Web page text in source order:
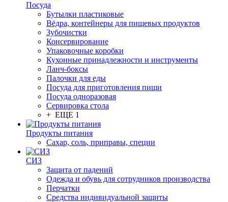
Посуда
Бутылки пластиковые
Вёдра, контейнеры для пищевых продуктов
Зубочистки
Консервирование
Упаковочные коробки
Кухонные принадлежности и инструменты
Ланч-боксы
Палочки для еды
Посуда для приготовления пищи
Посуда одноразовая
Сервировка стола
+ ЕЩЕ 1
Продукты питания
Сахар, соль, приправы, специи
СИЗ
Защита от падений
Одежда и обувь для сотрудников производства
Перчатки
Средства индивидуальной защиты